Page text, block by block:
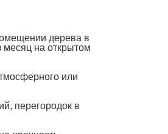
дерева в
месяц на открытом
или
перегородок в